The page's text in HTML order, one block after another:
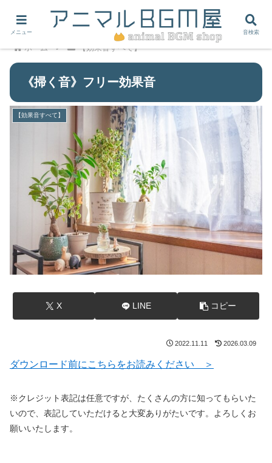
ホーム 【効果音すべて】
《掃く音》フリー効果音
【効果音すべて】
X LINE コピー
2022.11.11 2026.03.09
ダウンロード前にこちらをお読みください ＞
※クレジット表記は任意ですが、たくさんの方に知ってもらいた
いので、表記していただけると大変ありがたいです。よろしくお
願いいたします。
メニュー 音検索